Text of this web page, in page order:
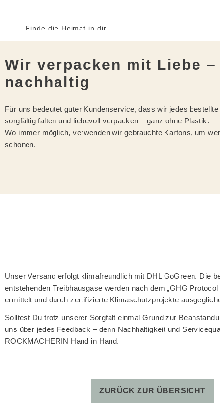
Finde die Heimat in dir.
Wir verpacken mit Liebe –
nachhaltig
Für uns bedeutet guter Kundenservice, dass wir jedes
sorgfältig falten und liebevoll verpacken – ganz ohne Plastik.
Wo immer möglich, verwenden wir gebrauchte Kartons, um
schonen.
Unser Versand erfolgt klimafreundlich mit DHL GoGreen. Die
entstehenden Treibhausgase werden nach dem „GHG
ermittelt und durch zertifizierte Klimaschutzprojekte
Solltest Du trotz unserer Sorgfalt einmal Grund zur
uns über jedes Feedback – denn Nachhaltigkeit und
ROCKMACHERIN Hand in Hand.
ZURÜCK ZUR ÜBERSICHT